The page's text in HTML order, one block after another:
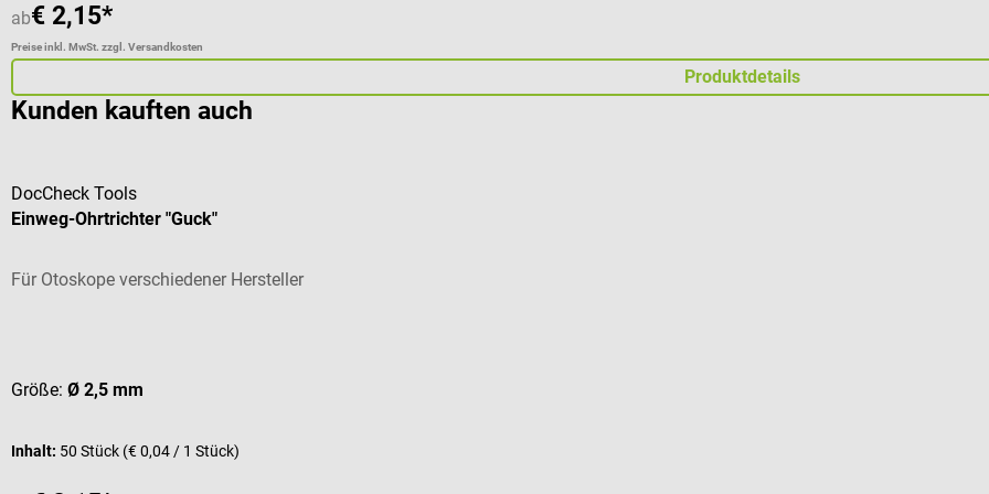
ab€ 2,15*
Preise inkl. MwSt. zzgl. Versandkosten
Produktdetails
Kunden kauften auch
DocCheck Tools
Einweg-Ohrtrichter "Guck"
Für Otoskope verschiedener Hersteller
Größe: Ø 2,5 mm
Inhalt: 50 Stück (€ 0,04 / 1 Stück)